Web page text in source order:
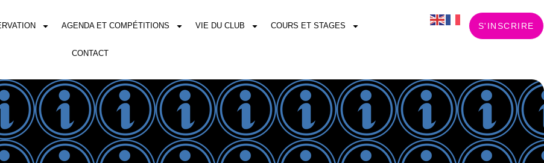
AGENDA ET COMPÉTITIONS VIE DU CLUB COURS ET STAGES
CONTACT
S'INSCRIRE